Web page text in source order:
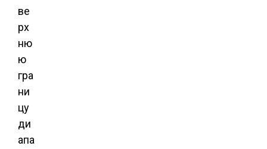
ве
рх
ню
ю
гра
ни
цу
ди
апа